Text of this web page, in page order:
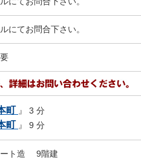
にてお問合下さい。
町 』 3 分
町 』 9 分
ート造 9階建